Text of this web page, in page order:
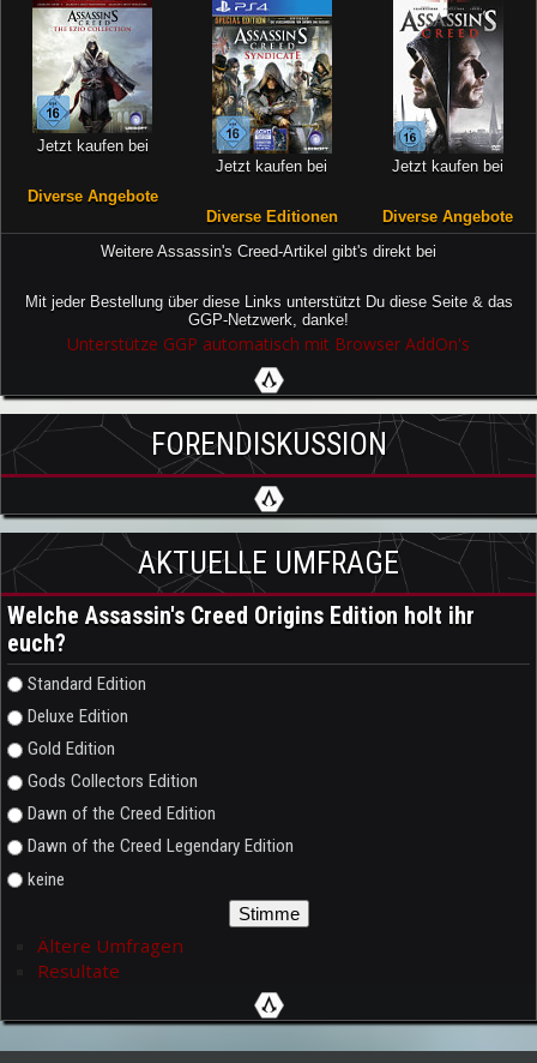
Jetzt kaufen bei
Diverse Angebote
Jetzt kaufen bei
Diverse Editionen
Jetzt kaufen bei
Diverse Angebote
Weitere Assassin's Creed-Artikel gibt's direkt bei
Mit jeder Bestellung über diese Links unterstützt Du diese Seite & das
GGP-Netzwerk, danke!
Unterstütze GGP automatisch mit Browser AddOn's
FORENDISKUSSION
AKTUELLE UMFRAGE
Welche Assassin's Creed Origins Edition holt ihr
euch?
Auswahlmöglichkeiten
Standard Edition
Deluxe Edition
Gold Edition
Gods Collectors Edition
Dawn of the Creed Edition
Dawn of the Creed Legendary Edition
keine
Ältere Umfragen
Resultate